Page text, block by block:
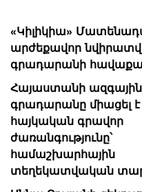
«Կիլիկիա»
արժեքավոր
գրադարանի
Հայաստանի ազգային
գրադարանը միացել է
հայկական գրավոր
ժառանգությունը՝
համաշխարհային
տեղեկատվական